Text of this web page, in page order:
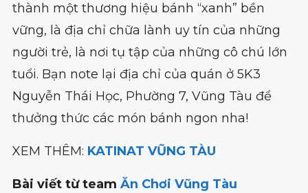
thành một thương hiệu bánh “xanh” bền
vững, là địa chỉ chữa lành uy tín của những
người trẻ, là nơi tụ tập của những cô chú lớn
tuổi. Bạn note lại địa chỉ của quán ở 5K3
Nguyễn Thái Học, Phường 7, Vũng Tàu để
thưởng thức các món bánh ngon nha!
XEM THÊM: KATINAT VŨNG TÀU
Bài viết từ team Ăn Chơi Vũng Tàu